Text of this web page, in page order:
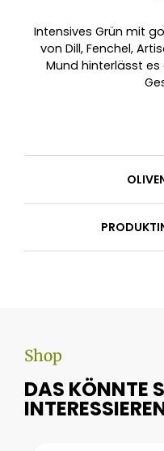
Intensives Grün mit
von Dill, Fenchel,
Mund hinterlässt
Shop
DAS KÖNNTE